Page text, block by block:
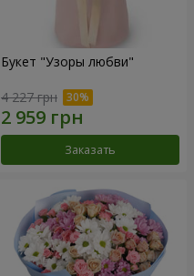
Букет "Узоры любви"
4 227 грн
Заказать